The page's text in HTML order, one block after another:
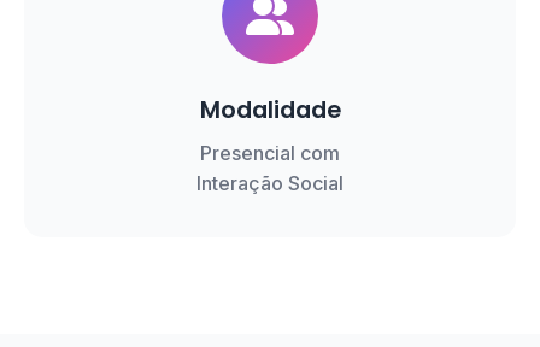
Modalidade
Presencial com
Interação Social